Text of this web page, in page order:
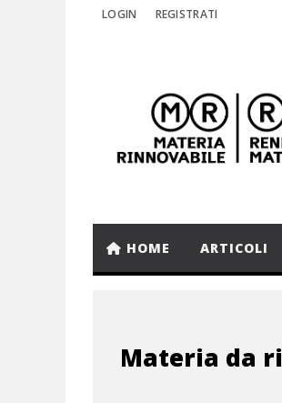
LOGIN REGISTRATI
HOME ARTICOLI
Materia da